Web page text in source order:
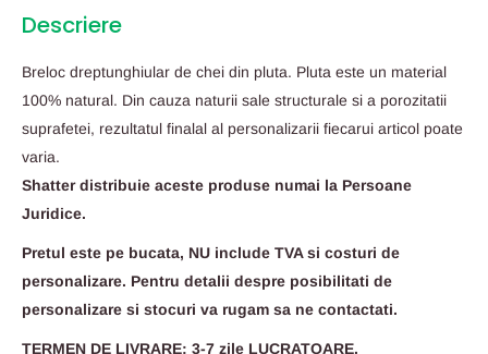
Descriere
Breloc dreptunghiular de chei din pluta. Pluta este un material
100% natural. Din cauza naturii sale structurale si a porozitatii
suprafetei, rezultatul finalal al personalizarii fiecarui articol poate
varia.
Shatter distribuie aceste produse numai la Persoane
Juridice.
Pretul este pe bucata, NU include TVA si costuri de
personalizare. Pentru detalii despre posibilitati de
personalizare si stocuri va rugam sa ne contactati.
TERMEN DE LIVRARE: 3-7 zile LUCRATOARE.